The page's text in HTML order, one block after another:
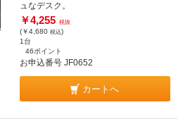
ュなデスク。
￥4,255 税抜
(￥4,680 税込)
1台
46ポイント
お申込番号 JF0652
カートへ